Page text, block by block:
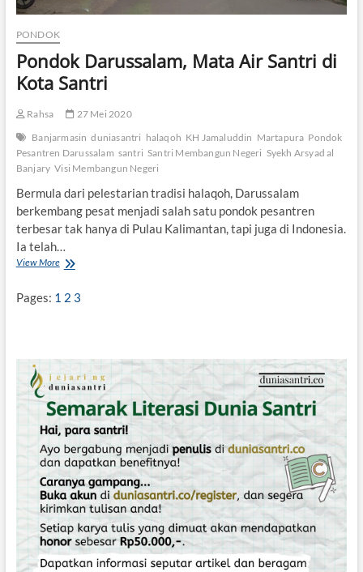
a
u
D
o
k
t
n
PONDOK
Pondok Darussalam, Mata Air Santri di
Kota Santri
Rahsa
27 Mei 2020
Banjarmasin duniasantri halaqoh KH Jamaluddin Martapura Pondok
Pesantren Darussalam santri Santri Membangun Negeri Syekh Arsyad al
Banjary Visi Membangun Negeri
Bermula dari pelestarian tradisi halaqoh, Darussalam
berkembang pesat menjadi salah satu pondok pesantren
terbesar tak hanya di Pulau Kalimantan, tapi juga di Indonesia.
Ia telah…
View MoreP
d
r
u
s
s
a
l
a
m
,
M
a
t
a
A
Pages: 1 2 3